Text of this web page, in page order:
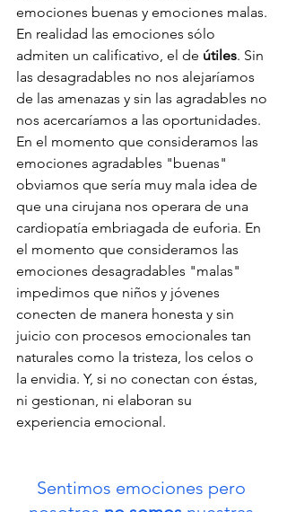
emociones buenas y emociones malas.
En realidad las emociones sólo
admiten un calificativo, el de útiles. Sin
las desagradables no nos alejaríamos
de las amenazas y sin las agradables no
nos acercaríamos a las oportunidades.
En el momento que consideramos las
emociones agradables "buenas"
obviamos que sería muy mala idea de
que una cirujana nos operara de una
cardiopatía embriagada de euforia. En
el momento que consideramos las
emociones desagradables "malas"
impedimos que niños y jóvenes
conecten de manera honesta y sin
juicio con procesos emocionales tan
naturales como la tristeza, los celos o
la envidia. Y, si no conectan con éstas,
ni gestionan, ni elaboran su
experiencia emocional.
Sentimos emociones pero